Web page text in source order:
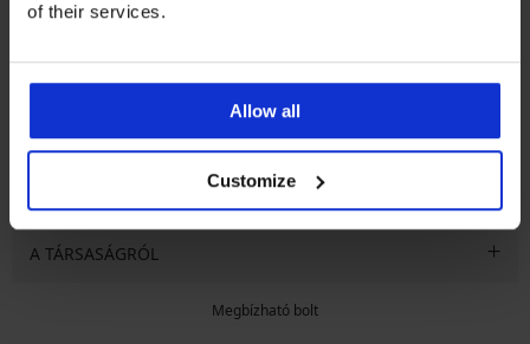
of their services.
Allow all
Customize
SZOLGÁLTATÁSOK VÁSÁRLÓKNAK
ÁLTALÁNOS INFORMÁCIÓK
A TÁRSASÁGRÓL
Megbízható bolt